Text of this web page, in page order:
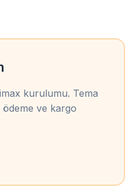
kurulumu. Tema
ve kargo